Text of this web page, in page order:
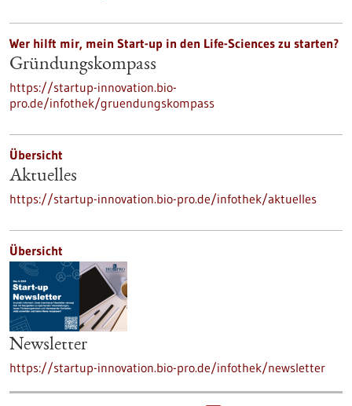
Wer hilft mir, mein Start-up in den Life-Sciences zu starten?
Gründungskompass
https://startup-innovation.bio-
pro.de/infothek/gruendungskompass
Übersicht
Aktuelles
https://startup-innovation.bio-pro.de/infothek/aktuelles
Übersicht
Newsletter
https://startup-innovation.bio-pro.de/infothek/newsletter